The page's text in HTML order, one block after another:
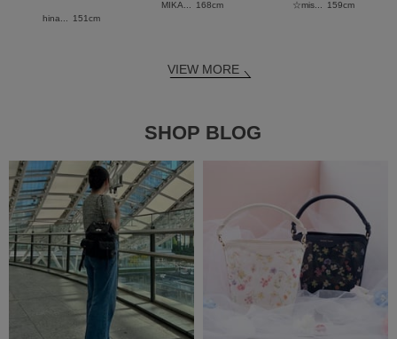
hina... 151cm
MIKA... 168cm ☆mis... 159cm
VIEW MORE
SHOP BLOG